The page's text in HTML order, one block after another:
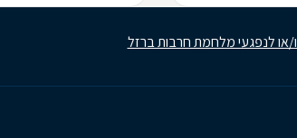
או לנפגעי מלחמת חרבות ברזל